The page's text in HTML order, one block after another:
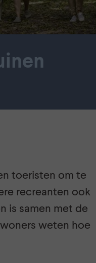
toeristen om te
recreanten ook
is samen met de
weten hoe